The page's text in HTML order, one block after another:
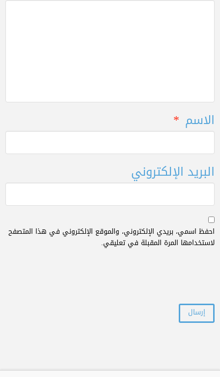
الاسم *
البريد الإلكتروني
احفظ اسمي، بريدي الإلكتروني، والموقع الإلكتروني في هذا المتصفح
لاستخدامها المرة المقبلة في تعليقي.